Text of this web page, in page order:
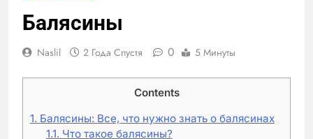
Балясины
Naslil 2 Года Спустя 0 5 Минуты
Contents
1. Балясины: Все, что нужно знать о балясинах
1.1. Что такое балясины?